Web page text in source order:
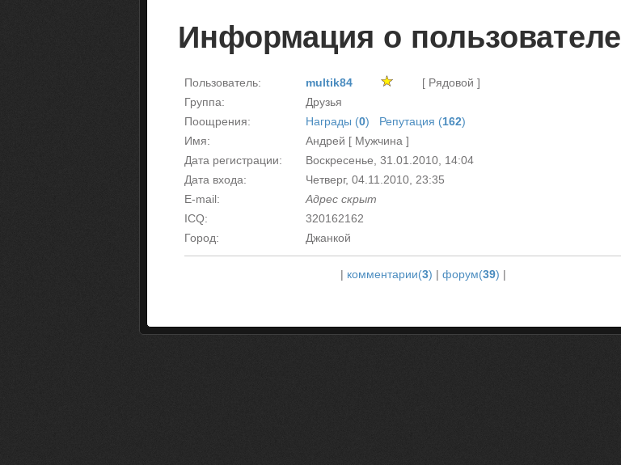
Информация о пользователе
Пользователь: multik84
[ Рядовой ]
Группа:
Друзья
Поощрения:
Награды (0) Репутация (162)
Имя:
Андрей [ Мужчина ]
Дата регистрации:
Воскресенье, 31.01.2010, 14:04
Дата входа:
Четверг, 04.11.2010, 23:35
E-mail:
Адрес скрыт
ICQ:
320162162
Город:
Джанкой
| комментарии(3) | форум(39) |